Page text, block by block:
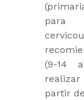
para
(9-14
partir